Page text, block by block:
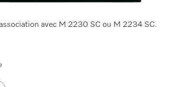
avec M 2230 SC ou M 2234 SC.